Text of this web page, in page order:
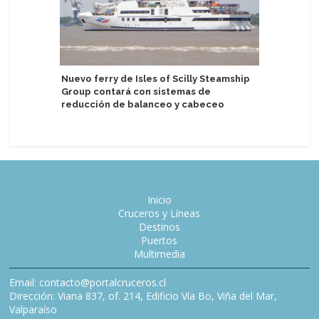
Nuevo ferry de Isles of Scilly Steamship
Group contará con sistemas de
reducción de balanceo y cabeceo
Inicio
Cruceros y Líneas
Destinos
Puertos
Multimedia
Email: contacto@portalcruceros.cl
Dirección: Viana 837, of. 214, Edificio Vía Bo, Viña del Mar,
Valparaíso